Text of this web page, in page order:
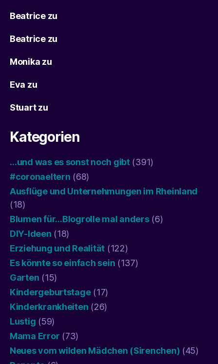
Beatricezu
Beatricezu
Monika zu
Eva zu
Stuartzu
Kategorien
…und was es sonst noch gibt(391)
#coronaeltern (68)
Ausflüge und Unternehmungen im Rheinland
(18)
Blumen für…Blogrolle mal anders(6)
DIY-Ideen (18)
Erziehung und Realität (122)
Es könnte so einfach sein (137)
Garten (15)
Kindergeburtstage(17)
Kinderkrankheiten (26)
Lustig (59)
Mama Error (73)
Neues vom wilden Mädchen (Sirenchen) (45)